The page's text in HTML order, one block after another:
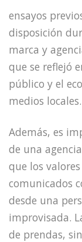
ensayos
disposición
marca y
que se reflejó
público y el
medios locales.
Además, es
de una
que los
comunicados
desde una
improvisada.
de prendas,